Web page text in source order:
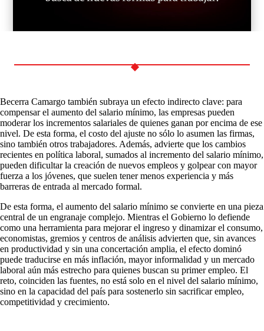
Becerra Camargo también subraya un efecto indirecto clave: para
compensar el aumento del salario mínimo, las empresas pueden
moderar los incrementos salariales de quienes ganan por encima de ese
nivel. De esta forma, el costo del ajuste no sólo lo asumen las firmas,
sino también otros trabajadores. Además, advierte que los cambios
recientes en política laboral, sumados al incremento del salario mínimo,
pueden dificultar la creación de nuevos empleos y golpear con mayor
fuerza a los jóvenes, que suelen tener menos experiencia y más
barreras de entrada al mercado formal.
De esta forma, el aumento del salario mínimo se convierte en una pieza
central de un engranaje complejo. Mientras el Gobierno lo defiende
como una herramienta para mejorar el ingreso y dinamizar el consumo,
economistas, gremios y centros de análisis advierten que, sin avances
en productividad y sin una concertación amplia, el efecto dominó
puede traducirse en más inflación, mayor informalidad y un mercado
laboral aún más estrecho para quienes buscan su primer empleo. El
reto, coinciden las fuentes, no está solo en el nivel del salario mínimo,
sino en la capacidad del país para sostenerlo sin sacrificar empleo,
competitividad y crecimiento.